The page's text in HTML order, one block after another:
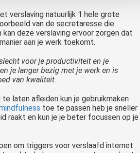
verslaving natuurlijk 1 hele grote
van de secretaresse die
deze verslaving ervoor zorgen dat
aan je werk toekomt.
voor je productiviteit en je
je langer bezig met je werk en is
van kwaliteit.
laten afleiden kun je gebruikmaken
toe te passen heb je sneller
raakt en kun je je beter focussen op je
om triggers voor verslaafd internet